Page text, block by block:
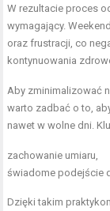
W rezultacie proces
wymagający.
oraz frustracji, co
kontynuowania
Aby zminimalizować
warto zadbać o to,
nawet w wolne dni.
zachowanie umiaru,
świadome podejście
Dzięki takim